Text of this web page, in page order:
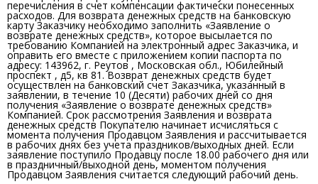
перечисления в счет компенсации фактически понесенных
расходов. Для возврата денежных средств на банковскую
карту Заказчику необходимо заполнить «Заявление о
возврате денежных средств», которое высылается по
требованию Компанией на электронный адрес Заказчика, и
оправить его вместе с приложением копии паспорта по
адресу: 143962, г. Реутов , Московская обл., Юбилейный
проспект , д5, кв 81. Возврат денежных средств будет
осуществлен на банковский счет Заказчика, указанный в
заявлении, в течение 10 (Десяти) рабочих дней со дня
получения «Заявление о возврате денежных средств»
Компанией. Срок рассмотрения Заявления и возврата
денежных средств Покупателю начинает исчисляться с
момента получения Продавцом Заявления и рассчитывается
в рабочих днях без учета праздников/выходных дней. Если
заявление поступило Продавцу после 18.00 рабочего дня или
в праздничный/выходной день, моментом получения
Продавцом Заявления считается следующий рабочий день.